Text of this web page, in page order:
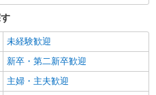
リン代含む)＞
不要♪
詳細を見る
未経験歓迎
新卒・第二新卒歓迎
主婦・主夫歓迎